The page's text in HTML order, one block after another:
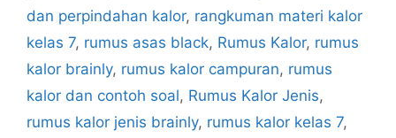
dan perpindahan kalor, rangkuman materi kalor
kelas 7, rumus asas black, Rumus Kalor, rumus
kalor brainly, rumus kalor campuran, rumus
kalor dan contoh soal, Rumus Kalor Jenis,
rumus kalor jenis brainly, rumus kalor kelas 7,